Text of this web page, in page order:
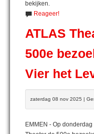
bekijken.
Reageer!
ATLAS
500e
Vier het
zaterdag 08 nov 2025 |
EMMEN - Op